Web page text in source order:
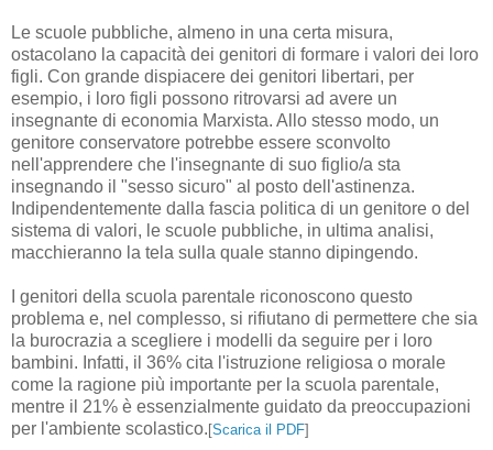
Le scuole pubbliche, almeno in una certa misura,
ostacolano la capacità dei genitori di formare i valori dei loro
figli. Con grande dispiacere dei genitori libertari, per
esempio, i loro figli possono ritrovarsi ad avere un
insegnante di economia Marxista. Allo stesso modo, un
genitore conservatore potrebbe essere sconvolto
nell'apprendere che l'insegnante di suo figlio/a sta
insegnando il "sesso sicuro" al posto dell'astinenza.
Indipendentemente dalla fascia politica di un genitore o del
sistema di valori, le scuole pubbliche, in ultima analisi,
macchieranno la tela sulla quale stanno dipingendo.
I genitori della scuola parentale riconoscono questo
problema e, nel complesso, si rifiutano di permettere che sia
la burocrazia a scegliere i modelli da seguire per i loro
bambini. Infatti, il 36% cita l'istruzione religiosa o morale
come la ragione più importante per la scuola parentale,
mentre il 21% è essenzialmente guidato da preoccupazioni
per l'ambiente scolastico. [Scarica il PDF]